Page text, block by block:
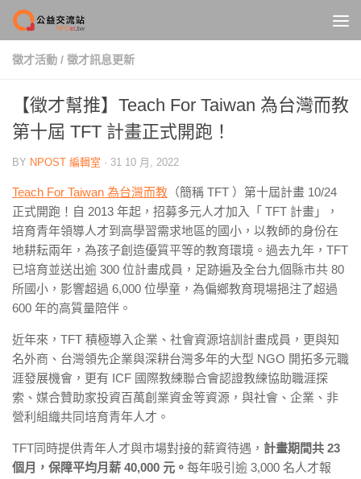
Skip to content
徵才活動 / 徵才訊息更新
【徵才幫推】Teach For Taiwan 為台灣而教
第十屆 TFT 計畫正式開跑！
BY NPOST 編輯室 · 31 10 月, 2022
Teach For Taiwan 為台灣而教 （簡稱 TFT ）第十屆計畫 10/24
正式開跑！自 2013 年起，招募多元人才加入「 TFT 計畫」，
培育青年領導人才到高學習需求地區的國小，以教師的身份在
地耕耘兩年，為孩子創造優質平等的教育環境。過去九年，TFT
已培育並送出逾 300 位計畫成員，足跡遍及全台九個縣市共 80
所國小，影響超過 6,000 位學童，為偏鄉教育現場挹注了超過
600 年的高質量陪伴。
近年來，TFT 積極導入企業、社會資源培訓計畫成員，更與知
名外商、台灣領先企業與深耕台灣多年的大型 NGO 開拓多元職
涯發展機會，更有 ICF 國際教練聯合會認證教練協助職涯探
索、媒合贊助家投資百萬創業資金等資源，與社會、企業、非
營利組織共同培育青年人才。
TFT同時提供青年人才與市場對接的薪資待遇， 計畫期間共 23
個月，保障平均月薪 40,000 元。 每年吸引逾 3,000 名人才報